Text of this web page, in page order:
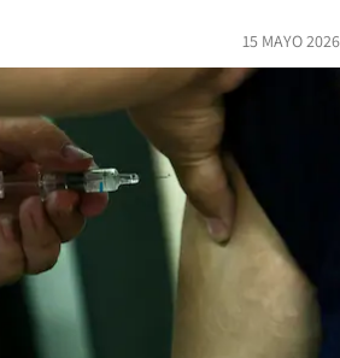
15 MAYO 2026